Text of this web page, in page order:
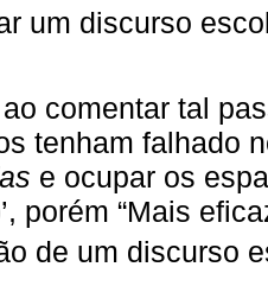
um discurso
comentar tal
tenham falhado
e ocupar os
porém “Mais
de um discurso